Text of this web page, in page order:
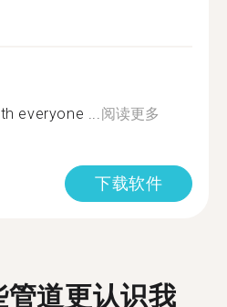
everyone ...阅读更多
下载软件
道更认识我